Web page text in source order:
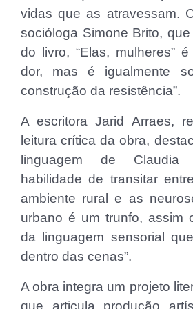
vidas que as atravessam.
socióloga Simone Brito,
do livro, “Elas, mulheres”
dor, mas é igualmente
construção da resistência”.
A escritora Jarid Arraes,
leitura crítica da obra,
linguagem de Claudia
habilidade de transitar
ambiente rural e as
urbano é um trunfo, assim
da linguagem sensorial
dentro das cenas”.
A obra integra um projeto
que articula produção